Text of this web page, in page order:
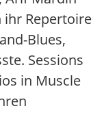
ihr Repertoire
Blues,
Sessions
in Muscle